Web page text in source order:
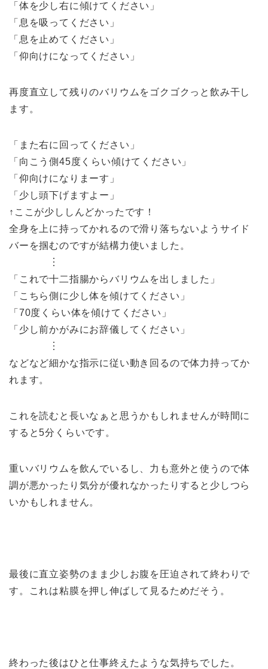
「体を少し右に傾けてください」
「息を吸ってください」
「息を止めてください」
「仰向けになってください」
再度直立して残りのバリウムをゴクゴクっと飲み干し
ます。
「また右に回ってください」
「向こう側45度くらい傾けてください」
「仰向けになりまーす」
「少し頭下げますよー」
↑ここが少ししんどかったです！
全身を上に持ってかれるので滑り落ちないようサイド
バーを掴むのですが結構力使いました。
︙
「これで十二指腸からバリウムを出しました」
「こちら側に少し体を傾けてください」
「70度くらい体を傾けてください」
「少し前かがみにお辞儀してください」
︙
などなど細かな指示に従い動き回るので体力持ってか
れます。
これを読むと長いなぁと思うかもしれませんが時間に
すると5分くらいです。
重いバリウムを飲んでいるし、力も意外と使うので体
調が悪かったり気分が優れなかったりすると少しつら
いかもしれません。
最後に直立姿勢のまま少しお腹を圧迫されて終わりで
す。これは粘膜を押し伸ばして見るためだそう。
終わった後はひと仕事終えたような気持ちでした。